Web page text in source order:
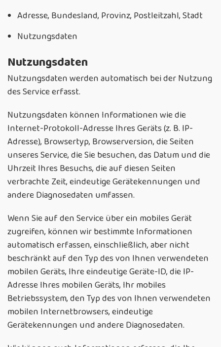
Adresse, Bundesland, Provinz, Postleitzahl, Stadt
Nutzungsdaten
Nutzungsdaten
Nutzungsdaten werden automatisch bei der Nutzung
des Service erfasst.
Nutzungsdaten können Informationen wie die
Internet-Protokoll-Adresse Ihres Geräts (z. B. IP-
Adresse), Browsertyp, Browserversion, die Seiten
unseres Service, die Sie besuchen, das Datum und die
Uhrzeit Ihres Besuchs, die auf diesen Seiten
verbrachte Zeit, eindeutige Gerätekennungen und
andere Diagnosedaten umfassen.
Wenn Sie auf den Service über ein mobiles Gerät
zugreifen, können wir bestimmte Informationen
automatisch erfassen, einschließlich, aber nicht
beschränkt auf den Typ des von Ihnen verwendeten
mobilen Geräts, Ihre eindeutige Geräte-ID, die IP-
Adresse Ihres mobilen Geräts, Ihr mobiles
Betriebssystem, den Typ des von Ihnen verwendeten
mobilen Internetbrowsers, eindeutige
Gerätekennungen und andere Diagnosedaten.